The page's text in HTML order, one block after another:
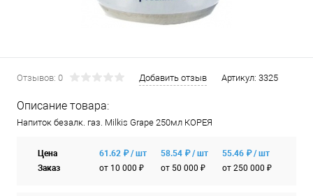
Отзывов: 0 Добавить отзыв Артикул: 3325
Описание товара:
Напиток безалк. газ. Milkis Grape 250мл КОРЕЯ
Цена
Заказ
61.62 ₽ / шт
от 10 000 ₽
58.54 ₽ / шт
от 50 000 ₽
55.46 ₽ / шт
от 250 000 ₽